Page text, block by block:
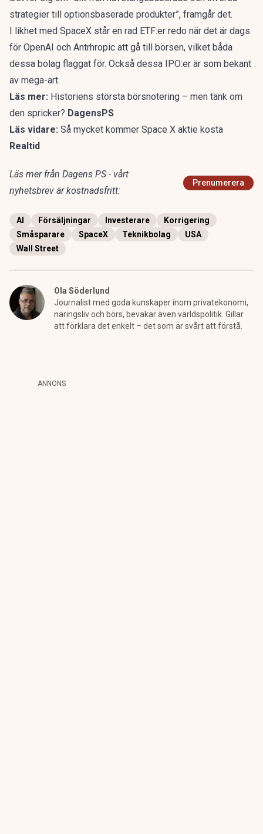
strategier till optionsbaserade produkter”, framgår det.
I likhet med SpaceX står en rad ETF:er redo när det är dags
för OpenAI och Antrhropic att gå till börsen, vilket båda
dessa bolag flaggat för. Också dessa IPO:er är som bekant
av mega-art.
Läs mer: Historiens största börsnotering – men tänk om
den spricker? DagensPS
Läs vidare: Så mycket kommer Space X aktie kosta
Realtid
Läs mer från Dagens PS - vårt
nyhetsbrev är kostnadsfritt:
Prenumerera
AI Försäljningar Investerare
Korrigering
Småsparare
SpaceX Teknikbolag
USA
Wall Street
Ola Söderlund
Journalist med goda kunskaper inom privatekonomi,
näringsliv och börs, bevakar även världspolitik. Gillar
att förklara det enkelt – det som är svårt att förstå.
ANNONS